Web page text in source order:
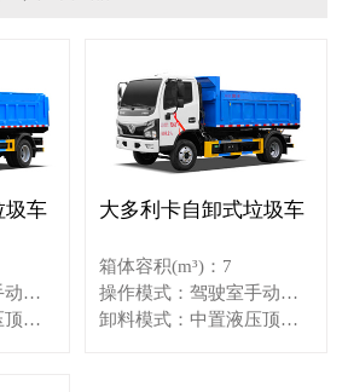
圾车
操作模式：驾驶室手动操作
卸料模式：中置液压顶双缸自卸
大多利卡自卸式垃圾车
箱体容积(m³)：7
操作模式：驾驶室手动操作
卸料模式：中置液压顶双缸自卸